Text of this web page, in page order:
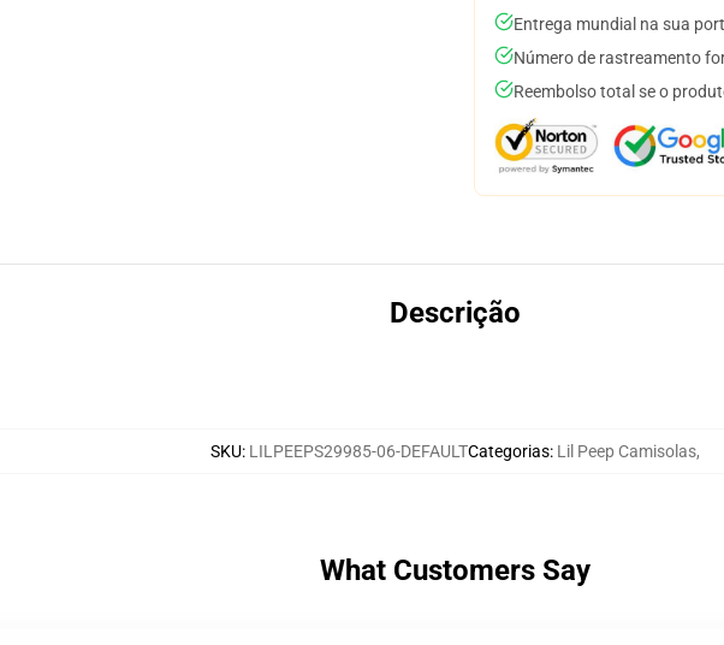
Entrega mundial na sua
Número de rastreamento
Reembolso total se o
Descrição
SKU: LILPEEPS29985-06-DEFAULTCategorias: Lil Peep Camisolas,
What Customers Say